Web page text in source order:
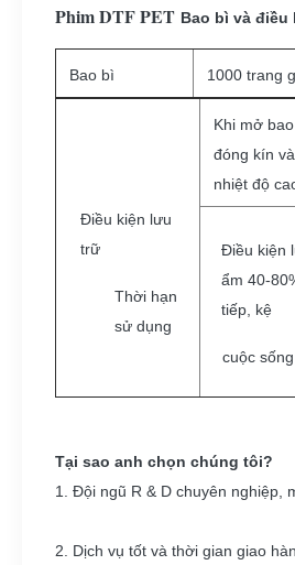
Phim DTF PET Bao bì và
Bao bì 1000 trang
Điều kiện lưu
trữ
Thời hạn
sử dụng
Khi mở
đóng kín
nhiệt độ
Điều kiện
ẩm 40-
tiếp, kệ
cuộc
Tại sao anh chọn chúng tôi?
1. Đội ngũ R & D chuyên nghiệp,
2. Dịch vụ tốt và thời gian giao